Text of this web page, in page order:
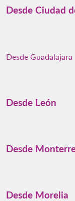
Desde Ciudad
Desde Guadalajara
Desde León
Desde
Desde Morelia